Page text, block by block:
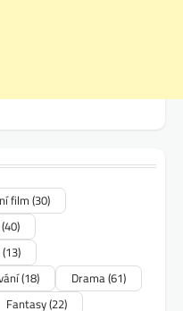
film(30)
(40)
(13)
(18) Drama(61)
Fantasy(22)